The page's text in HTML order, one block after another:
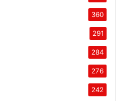
360
291
284
276
242